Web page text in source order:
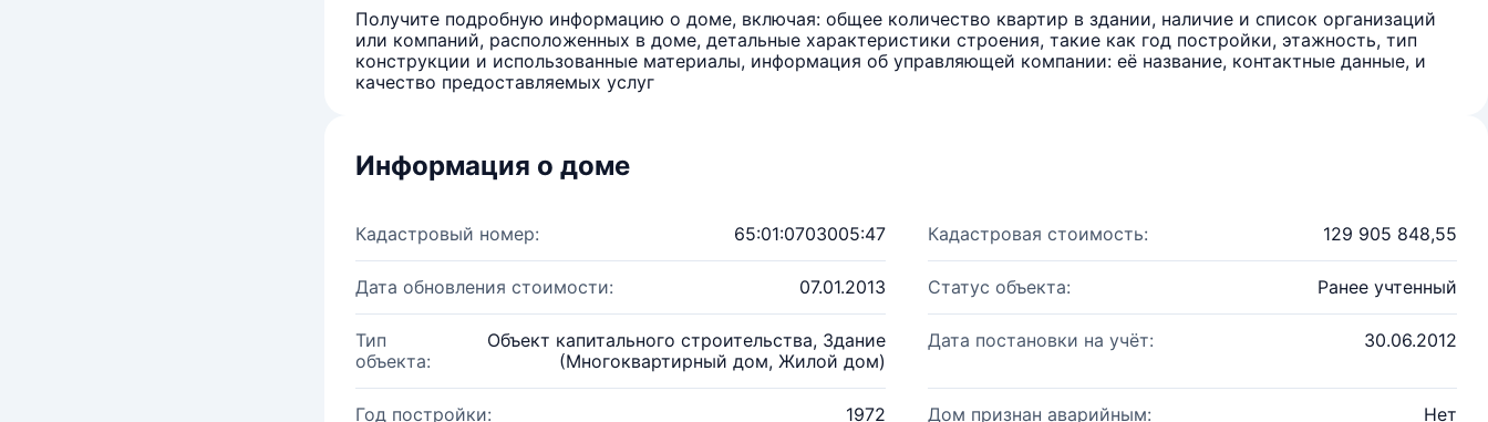
Получите подробную информацию о доме, включая: общее количество квартир в здании, наличие и список организаций
или компаний, расположенных в доме, детальные характеристики строения, такие как год постройки, этажность, тип
конструкции и использованные материалы, информация об управляющей компании: её название, контактные данные, и
качество предоставляемых услуг
Информация о доме
Кадастровый номер: 65:01:0703005:47 Кадастровая стоимость: 129 905 848,55
Дата обновления стоимости: 07.01.2013 Статус объекта: Ранее учтенный
Тип
объекта:
Объект капитального строительства, Здание
(Многоквартирный дом, Жилой дом)
Дата постановки на учёт: 30.06.2012
Год постройки: 1972 Дом признан аварийным: Нет